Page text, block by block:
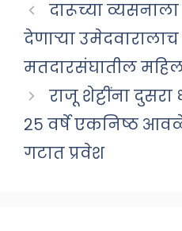
दारूच्या व्यसनाला
देणाऱ्या उमेदवारालाच
मतदारसंघातील
राजू शेट्टींना
२५ वर्षे एकनिष्ठ
गटात प्रवेश